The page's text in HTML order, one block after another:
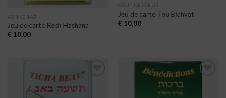
ASHKENAZ
Jeu de carte Rosh Hashana
€10,00
COUP DE CŒUR
Jeu de carte Tou Bichvat
€10,00
à la liste